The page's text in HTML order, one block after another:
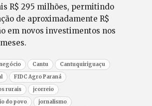
R$ 295 milhões, permitindo
de aproximadamente R$
em novos investimentos nos
Cantu
Cantuquiriguaçu
FIDC Agro Paraná
rurais
jcorreio
do povo
jornalismo